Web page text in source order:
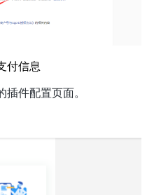
付信息
件配置页面。